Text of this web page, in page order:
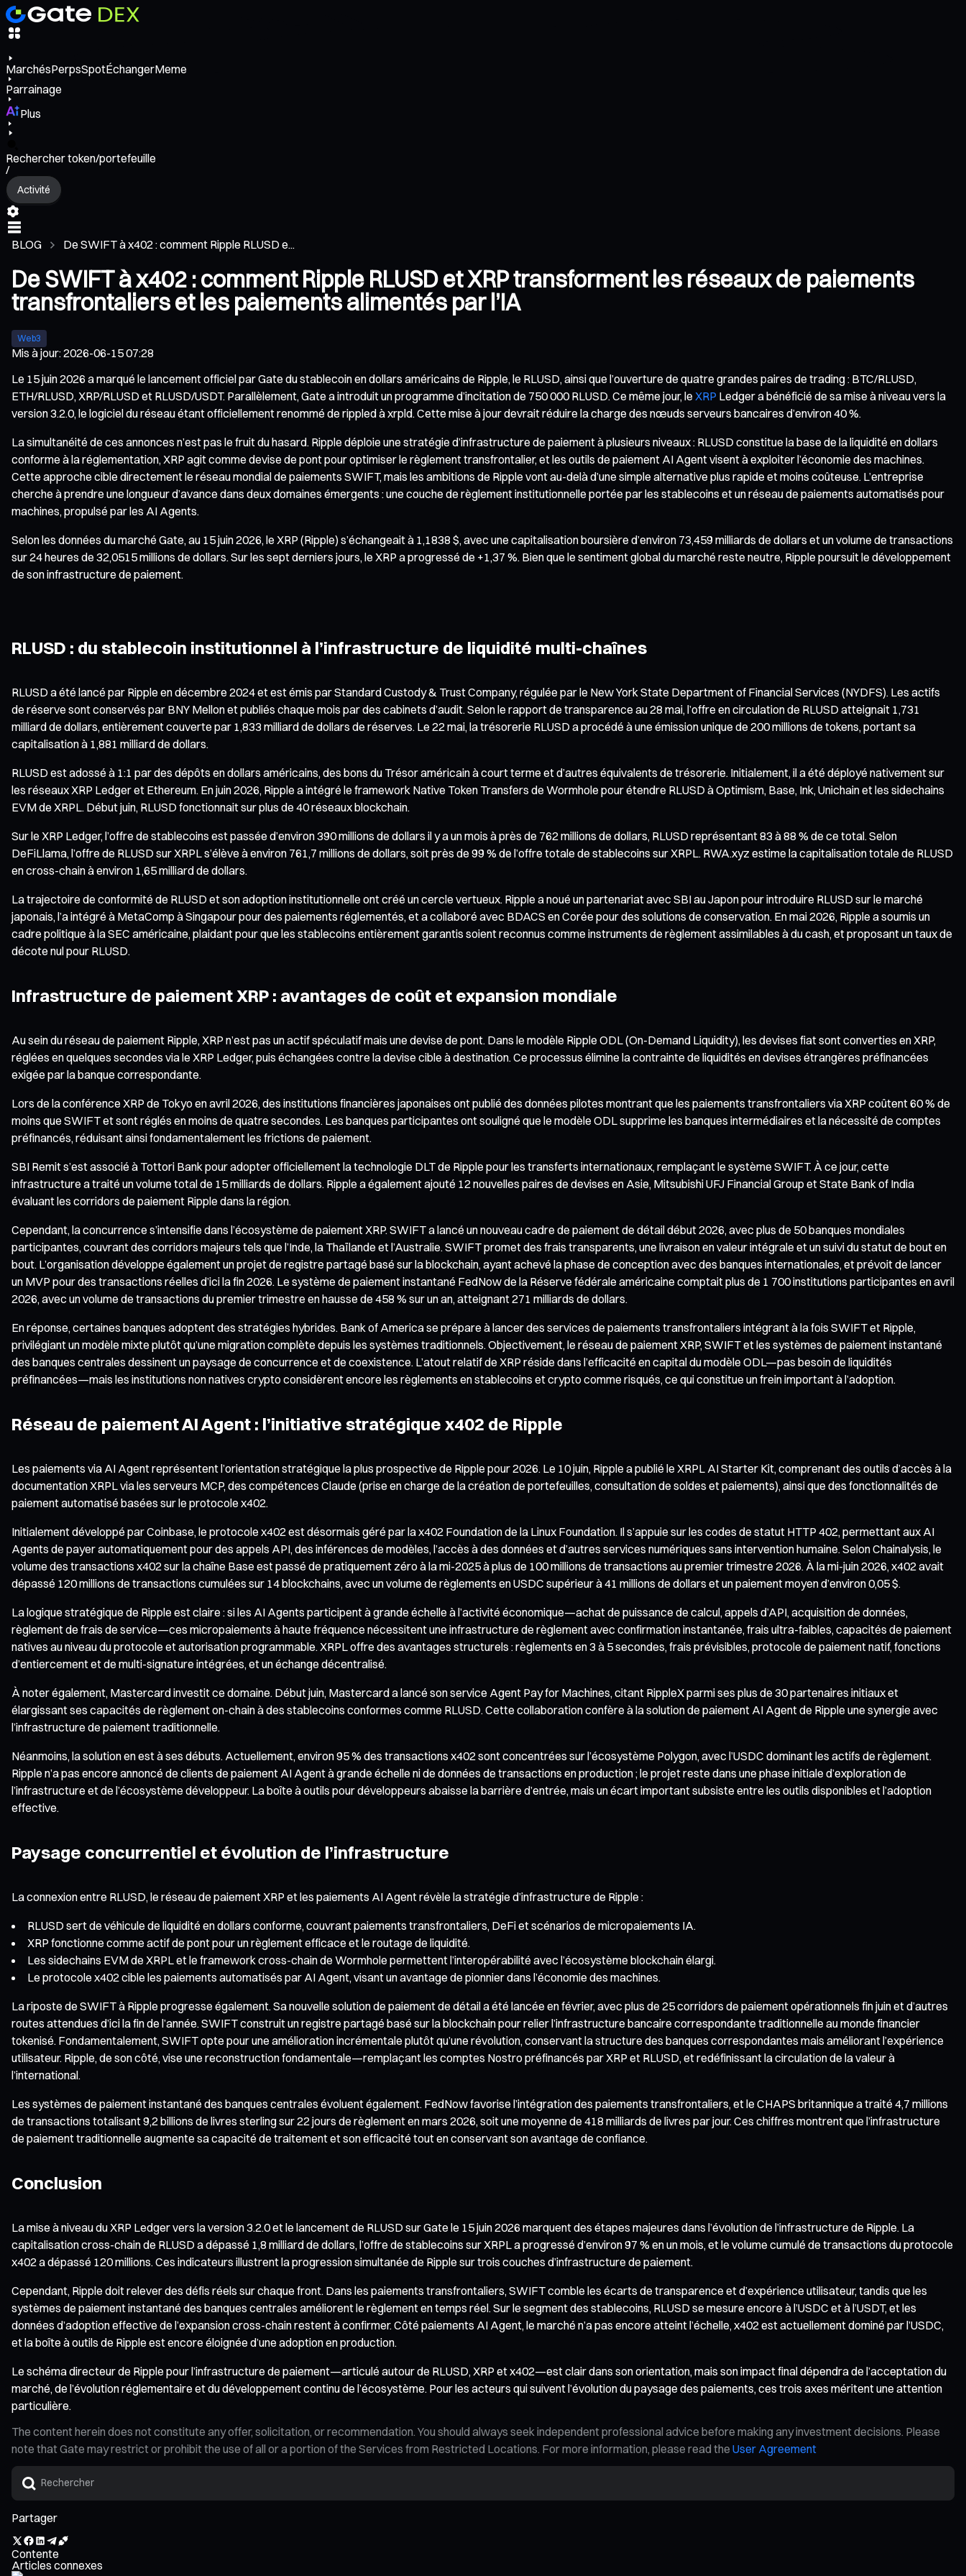
MarchésPerpsSpotÉchangerMeme
Parrainage
Plus
Rechercher token/portefeuille
/
Activité
BLOG De SWIFT à x402 : comment Ripple RLUSD e...
De SWIFT à x402 : comment Ripple RLUSD et XRP transforment les réseaux de paiements
transfrontaliers et les paiements alimentés par l’IA
Web3
Mis à jour:2026-06-15 07:28
Le 15 juin 2026 a marqué le lancement officiel par Gate du stablecoin en dollars américains de Ripple, le RLUSD, ainsi que l’ouverture de quatre grandes paires de trading : BTC/RLUSD,
ETH/RLUSD, XRP/RLUSD et RLUSD/USDT. Parallèlement, Gate a introduit un programme d’incitation de 750 000 RLUSD. Ce même jour, le XRP Ledger a bénéficié de sa mise à niveau vers la
version 3.2.0, le logiciel du réseau étant officiellement renommé de rippled à xrpld. Cette mise à jour devrait réduire la charge des nœuds serveurs bancaires d’environ 40 %.
La simultanéité de ces annonces n’est pas le fruit du hasard. Ripple déploie une stratégie d’infrastructure de paiement à plusieurs niveaux : RLUSD constitue la base de la liquidité en dollars
conforme à la réglementation, XRP agit comme devise de pont pour optimiser le règlement transfrontalier, et les outils de paiement AI Agent visent à exploiter l’économie des machines.
Cette approche cible directement le réseau mondial de paiements SWIFT, mais les ambitions de Ripple vont au-delà d’une simple alternative plus rapide et moins coûteuse. L’entreprise
cherche à prendre une longueur d’avance dans deux domaines émergents : une couche de règlement institutionnelle portée par les stablecoins et un réseau de paiements automatisés pour
machines, propulsé par les AI Agents.
Selon les données du marché Gate, au 15 juin 2026, le XRP (Ripple) s’échangeait à 1,1838 $, avec une capitalisation boursière d’environ 73,459 milliards de dollars et un volume de transactions
sur 24 heures de 32,0515 millions de dollars. Sur les sept derniers jours, le XRP a progressé de +1,37 %. Bien que le sentiment global du marché reste neutre, Ripple poursuit le développement
de son infrastructure de paiement.
RLUSD : du stablecoin institutionnel à l’infrastructure de liquidité multi-chaînes
RLUSD a été lancé par Ripple en décembre 2024 et est émis par Standard Custody & Trust Company, régulée par le New York State Department of Financial Services (NYDFS). Les actifs
de réserve sont conservés par BNY Mellon et publiés chaque mois par des cabinets d’audit. Selon le rapport de transparence au 28 mai, l’offre en circulation de RLUSD atteignait 1,731
milliard de dollars, entièrement couverte par 1,833 milliard de dollars de réserves. Le 22 mai, la trésorerie RLUSD a procédé à une émission unique de 200 millions de tokens, portant sa
capitalisation à 1,881 milliard de dollars.
RLUSD est adossé à 1:1 par des dépôts en dollars américains, des bons du Trésor américain à court terme et d’autres équivalents de trésorerie. Initialement, il a été déployé nativement sur
les réseaux XRP Ledger et Ethereum. En juin 2026, Ripple a intégré le framework Native Token Transfers de Wormhole pour étendre RLUSD à Optimism, Base, Ink, Unichain et les sidechains
EVM de XRPL. Début juin, RLUSD fonctionnait sur plus de 40 réseaux blockchain.
Sur le XRP Ledger, l’offre de stablecoins est passée d’environ 390 millions de dollars il y a un mois à près de 762 millions de dollars, RLUSD représentant 83 à 88 % de ce total. Selon
DeFiLlama, l’offre de RLUSD sur XRPL s’élève à environ 761,7 millions de dollars, soit près de 99 % de l’offre totale de stablecoins sur XRPL. RWA.xyz estime la capitalisation totale de RLUSD
en cross-chain à environ 1,65 milliard de dollars.
La trajectoire de conformité de RLUSD et son adoption institutionnelle ont créé un cercle vertueux. Ripple a noué un partenariat avec SBI au Japon pour introduire RLUSD sur le marché
japonais, l’a intégré à MetaComp à Singapour pour des paiements réglementés, et a collaboré avec BDACS en Corée pour des solutions de conservation. En mai 2026, Ripple a soumis un
cadre politique à la SEC américaine, plaidant pour que les stablecoins entièrement garantis soient reconnus comme instruments de règlement assimilables à du cash, et proposant un taux de
décote nul pour RLUSD.
Infrastructure de paiement XRP : avantages de coût et expansion mondiale
Au sein du réseau de paiement Ripple, XRP n’est pas un actif spéculatif mais une devise de pont. Dans le modèle Ripple ODL (On-Demand Liquidity), les devises fiat sont converties en XRP,
réglées en quelques secondes via le XRP Ledger, puis échangées contre la devise cible à destination. Ce processus élimine la contrainte de liquidités en devises étrangères préfinancées
exigée par la banque correspondante.
Lors de la conférence XRP de Tokyo en avril 2026, des institutions financières japonaises ont publié des données pilotes montrant que les paiements transfrontaliers via XRP coûtent 60 % de
moins que SWIFT et sont réglés en moins de quatre secondes. Les banques participantes ont souligné que le modèle ODL supprime les banques intermédiaires et la nécessité de comptes
préfinancés, réduisant ainsi fondamentalement les frictions de paiement.
SBI Remit s’est associé à Tottori Bank pour adopter officiellement la technologie DLT de Ripple pour les transferts internationaux, remplaçant le système SWIFT. À ce jour, cette
infrastructure a traité un volume total de 15 milliards de dollars. Ripple a également ajouté 12 nouvelles paires de devises en Asie, Mitsubishi UFJ Financial Group et State Bank of India
évaluant les corridors de paiement Ripple dans la région.
Cependant, la concurrence s’intensifie dans l’écosystème de paiement XRP. SWIFT a lancé un nouveau cadre de paiement de détail début 2026, avec plus de 50 banques mondiales
participantes, couvrant des corridors majeurs tels que l’Inde, la Thaïlande et l’Australie. SWIFT promet des frais transparents, une livraison en valeur intégrale et un suivi du statut de bout en
bout. L’organisation développe également un projet de registre partagé basé sur la blockchain, ayant achevé la phase de conception avec des banques internationales, et prévoit de lancer
un MVP pour des transactions réelles d’ici la fin 2026. Le système de paiement instantané FedNow de la Réserve fédérale américaine comptait plus de 1 700 institutions participantes en avril
2026, avec un volume de transactions du premier trimestre en hausse de 458 % sur un an, atteignant 271 milliards de dollars.
En réponse, certaines banques adoptent des stratégies hybrides. Bank of America se prépare à lancer des services de paiements transfrontaliers intégrant à la fois SWIFT et Ripple,
privilégiant un modèle mixte plutôt qu’une migration complète depuis les systèmes traditionnels. Objectivement, le réseau de paiement XRP, SWIFT et les systèmes de paiement instantané
des banques centrales dessinent un paysage de concurrence et de coexistence. L’atout relatif de XRP réside dans l’efficacité en capital du modèle ODL—pas besoin de liquidités
préfinancées—mais les institutions non natives crypto considèrent encore les règlements en stablecoins et crypto comme risqués, ce qui constitue un frein important à l’adoption.
Réseau de paiement AI Agent : l’initiative stratégique x402 de Ripple
Les paiements via AI Agent représentent l’orientation stratégique la plus prospective de Ripple pour 2026. Le 10 juin, Ripple a publié le XRPL AI Starter Kit, comprenant des outils d’accès à la
documentation XRPL via les serveurs MCP, des compétences Claude (prise en charge de la création de portefeuilles, consultation de soldes et paiements), ainsi que des fonctionnalités de
paiement automatisé basées sur le protocole x402.
Initialement développé par Coinbase, le protocole x402 est désormais géré par la x402 Foundation de la Linux Foundation. Il s’appuie sur les codes de statut HTTP 402, permettant aux AI
Agents de payer automatiquement pour des appels API, des inférences de modèles, l’accès à des données et d’autres services numériques sans intervention humaine. Selon Chainalysis, le
volume des transactions x402 sur la chaîne Base est passé de pratiquement zéro à la mi-2025 à plus de 100 millions de transactions au premier trimestre 2026. À la mi-juin 2026, x402 avait
dépassé 120 millions de transactions cumulées sur 14 blockchains, avec un volume de règlements en USDC supérieur à 41 millions de dollars et un paiement moyen d’environ 0,05 $.
La logique stratégique de Ripple est claire : si les AI Agents participent à grande échelle à l’activité économique—achat de puissance de calcul, appels d’API, acquisition de données,
règlement de frais de service—ces micropaiements à haute fréquence nécessitent une infrastructure de règlement avec confirmation instantanée, frais ultra-faibles, capacités de paiement
natives au niveau du protocole et autorisation programmable. XRPL offre des avantages structurels : règlements en 3 à 5 secondes, frais prévisibles, protocole de paiement natif, fonctions
d’entiercement et de multi-signature intégrées, et un échange décentralisé.
À noter également, Mastercard investit ce domaine. Début juin, Mastercard a lancé son service Agent Pay for Machines, citant RippleX parmi ses plus de 30 partenaires initiaux et
élargissant ses capacités de règlement on-chain à des stablecoins conformes comme RLUSD. Cette collaboration confère à la solution de paiement AI Agent de Ripple une synergie avec
l’infrastructure de paiement traditionnelle.
Néanmoins, la solution en est à ses débuts. Actuellement, environ 95 % des transactions x402 sont concentrées sur l’écosystème Polygon, avec l’USDC dominant les actifs de règlement.
Ripple n’a pas encore annoncé de clients de paiement AI Agent à grande échelle ni de données de transactions en production ; le projet reste dans une phase initiale d’exploration de
l’infrastructure et de l’écosystème développeur. La boîte à outils pour développeurs abaisse la barrière d’entrée, mais un écart important subsiste entre les outils disponibles et l’adoption
effective.
Paysage concurrentiel et évolution de l’infrastructure
La connexion entre RLUSD, le réseau de paiement XRP et les paiements AI Agent révèle la stratégie d’infrastructure de Ripple :
RLUSD sert de véhicule de liquidité en dollars conforme, couvrant paiements transfrontaliers, DeFi et scénarios de micropaiements IA.
XRP fonctionne comme actif de pont pour un règlement efficace et le routage de liquidité.
Les sidechains EVM de XRPL et le framework cross-chain de Wormhole permettent l’interopérabilité avec l’écosystème blockchain élargi.
Le protocole x402 cible les paiements automatisés par AI Agent, visant un avantage de pionnier dans l’économie des machines.
La riposte de SWIFT à Ripple progresse également. Sa nouvelle solution de paiement de détail a été lancée en février, avec plus de 25 corridors de paiement opérationnels fin juin et d’autres
routes attendues d’ici la fin de l’année. SWIFT construit un registre partagé basé sur la blockchain pour relier l’infrastructure bancaire correspondante traditionnelle au monde financier
tokenisé. Fondamentalement, SWIFT opte pour une amélioration incrémentale plutôt qu’une révolution, conservant la structure des banques correspondantes mais améliorant l’expérience
utilisateur. Ripple, de son côté, vise une reconstruction fondamentale—remplaçant les comptes Nostro préfinancés par XRP et RLUSD, et redéfinissant la circulation de la valeur à
l’international.
Les systèmes de paiement instantané des banques centrales évoluent également. FedNow favorise l’intégration des paiements transfrontaliers, et le CHAPS britannique a traité 4,7 millions
de transactions totalisant 9,2 billions de livres sterling sur 22 jours de règlement en mars 2026, soit une moyenne de 418 milliards de livres par jour. Ces chiffres montrent que l’infrastructure
de paiement traditionnelle augmente sa capacité de traitement et son efficacité tout en conservant son avantage de confiance.
Conclusion
La mise à niveau du XRP Ledger vers la version 3.2.0 et le lancement de RLUSD sur Gate le 15 juin 2026 marquent des étapes majeures dans l’évolution de l’infrastructure de Ripple. La
capitalisation cross-chain de RLUSD a dépassé 1,8 milliard de dollars, l’offre de stablecoins sur XRPL a progressé d’environ 97 % en un mois, et le volume cumulé de transactions du protocole
x402 a dépassé 120 millions. Ces indicateurs illustrent la progression simultanée de Ripple sur trois couches d’infrastructure de paiement.
Cependant, Ripple doit relever des défis réels sur chaque front. Dans les paiements transfrontaliers, SWIFT comble les écarts de transparence et d’expérience utilisateur, tandis que les
systèmes de paiement instantané des banques centrales améliorent le règlement en temps réel. Sur le segment des stablecoins, RLUSD se mesure encore à l’USDC et à l’USDT, et les
données d’adoption effective de l’expansion cross-chain restent à confirmer. Côté paiements AI Agent, le marché n’a pas encore atteint l’échelle, x402 est actuellement dominé par l’USDC,
et la boîte à outils de Ripple est encore éloignée d’une adoption en production.
Le schéma directeur de Ripple pour l’infrastructure de paiement—articulé autour de RLUSD, XRP et x402—est clair dans son orientation, mais son impact final dépendra de l’acceptation du
marché, de l’évolution réglementaire et du développement continu de l’écosystème. Pour les acteurs qui suivent l’évolution du paysage des paiements, ces trois axes méritent une attention
particulière.
The content herein does not constitute any offer, solicitation, or recommendation. You should always seek independent professional advice before making any investment decisions. Please
note that Gate may restrict or prohibit the use of all or a portion of the Services from Restricted Locations. For more information, please read the User Agreement
Partager
Contente
Articles connexes